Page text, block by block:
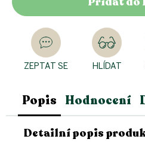
ZEPTAT SE HLÍDAT
Popis Hodnocení
Detailní popis